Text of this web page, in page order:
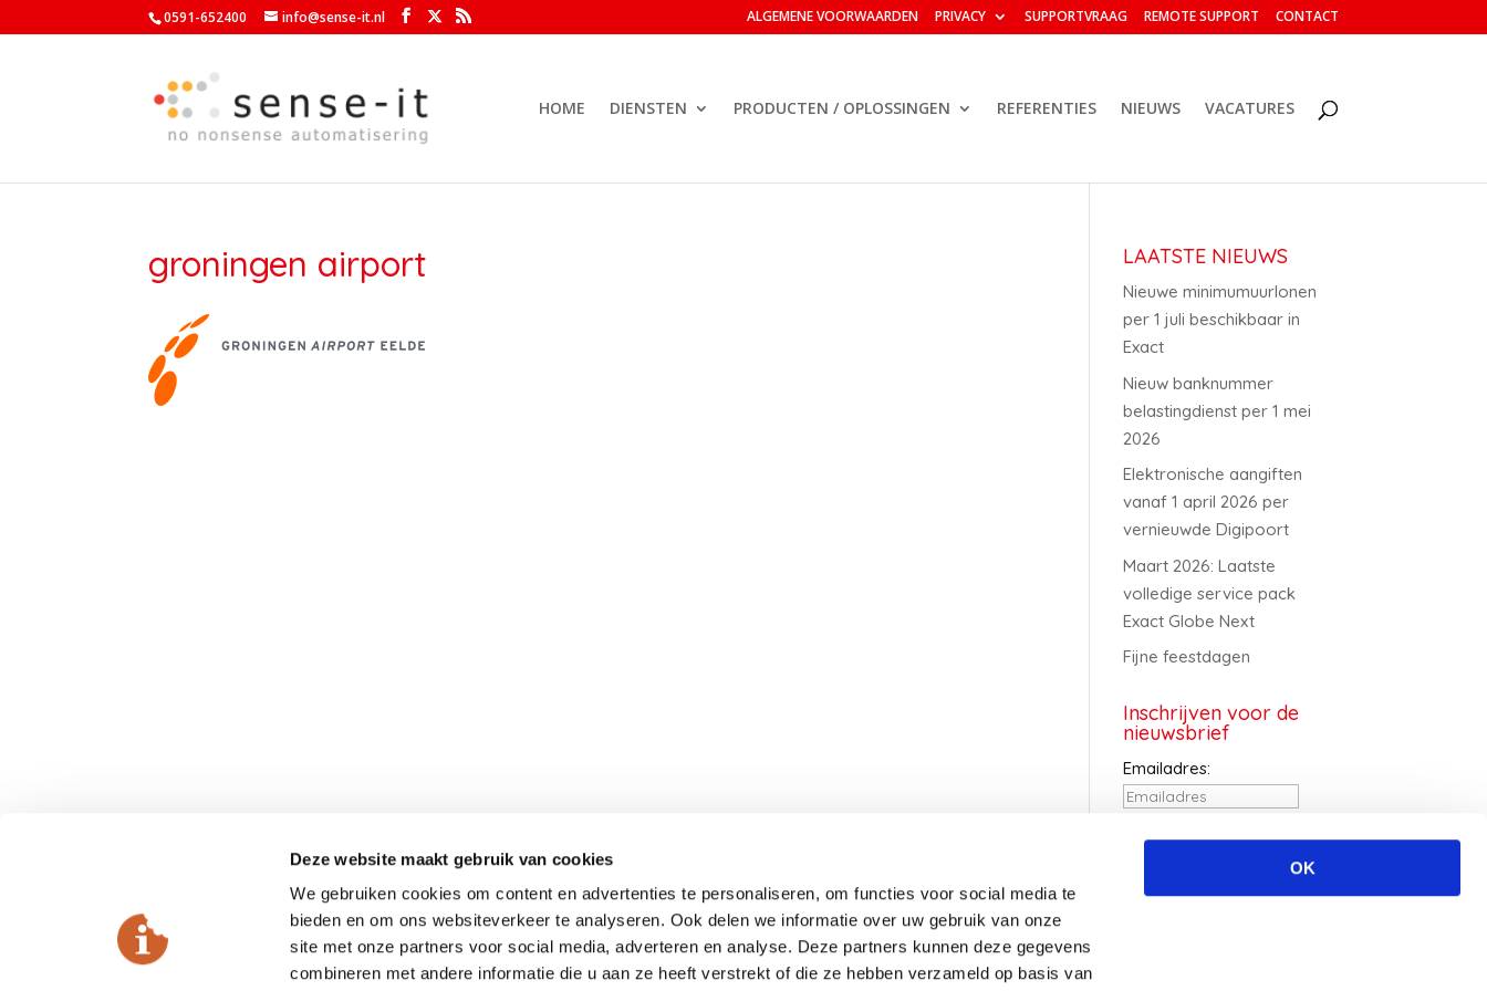
Deze website maakt gebruik van cookies
We gebruiken cookies om content en advertenties te personaliseren, om functies voor social media te
bieden en om ons websiteverkeer te analyseren. Ook delen we informatie over uw gebruik van onze
site met onze partners voor social media, adverteren en analyse. Deze partners kunnen deze gegevens
combineren met andere informatie die u aan ze heeft verstrekt of die ze hebben verzameld op basis van
OK
0591-652400 info@sense-it.nl ALGEMENE VOORWAARDEN PRIVACY SUPPORTVRAAG REMOTE SUPPORT CONTACT
HOME DIENSTEN PRODUCTEN / OPLOSSINGEN REFERENTIES NIEUWS VACATURES
groningen airport LAATSTE NIEUWS
Nieuwe minimumuurlonen
per 1 juli beschikbaar in
Exact
Nieuw banknummer
belastingdienst per 1 mei
2026
Elektronische aangiften
vanaf 1 april 2026 per
vernieuwde Digipoort
Maart 2026: Laatste
volledige service pack
Exact Globe Next
Fijne feestdagen
Inschrijven voor de
nieuwsbrief
Emailadres:
Voornaam: